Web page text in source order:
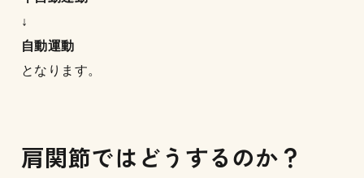
↓
自動運動
となります。
肩関節ではどうするのか？